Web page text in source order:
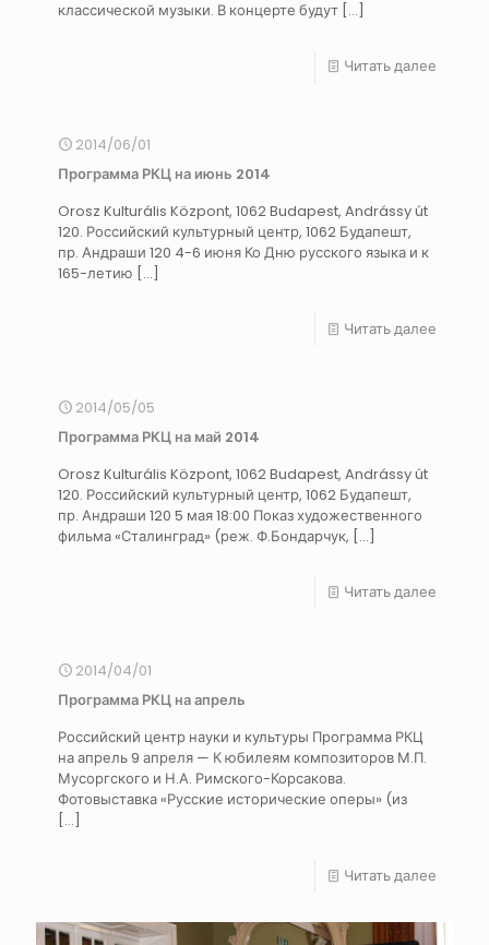
классической музыки. В концерте будут […]
Читать далее
2014/06/01
Программа РКЦ на июнь 2014
Orosz Kulturális Központ, 1062 Budapest, Andrássy út
120. Российский культурный центр, 1062 Будапешт,
пр. Андраши 120 4-6 июня Ко Дню русского языка и к
165-летию […]
Читать далее
2014/05/05
Программа РКЦ на май 2014
Orosz Kulturális Központ, 1062 Budapest, Andrássy út
120. Российский культурный центр, 1062 Будапешт,
пр. Андраши 120 5 мая 18:00 Показ художественного
фильма «Сталинград» (реж. Ф.Бондарчук, […]
Читать далее
2014/04/01
Программа РКЦ на апрель
Российский центр науки и культуры Программа РКЦ
на апрель 9 апреля — К юбилеям композиторов М.П.
Мусоргского и Н.А. Римского-Корсакова.
Фотовыставка «Русские исторические оперы» (из
[…]
Читать далее